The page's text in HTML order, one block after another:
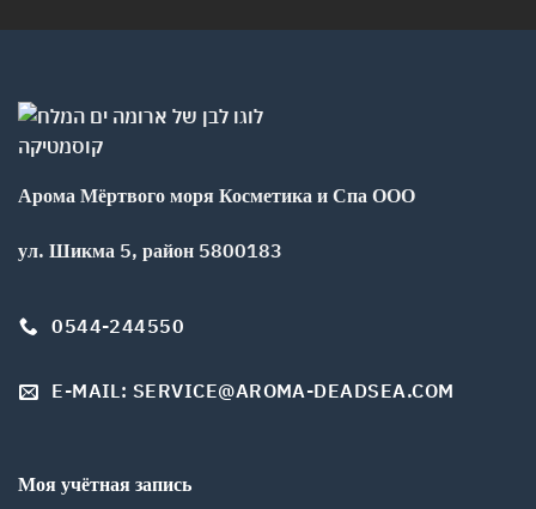
Арома Мёртвого моря Косметика и Спа ООО
ул. Шикма 5, район 5800183
0544-244550
E-MAIL: SERVICE@AROMA-DEADSEA.COM
Моя учётная запись